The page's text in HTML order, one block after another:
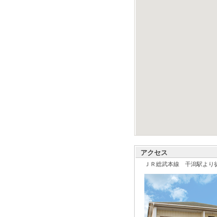
アクセス
ＪＲ総武本線 干潟駅より